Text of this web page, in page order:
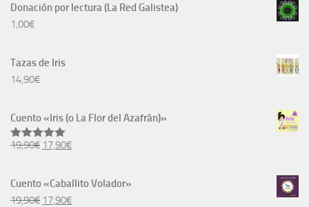
Donación por lectura (La Red Galistea)
1,00€
Tazas de Iris
14,90€
Cuento «Iris (o La Flor del Azafrán)»
Valorado
19,90€ El
original
era:
17,90€El
actual
es:
Cuento «Caballito Volador»
19,90€ El
17,90€El